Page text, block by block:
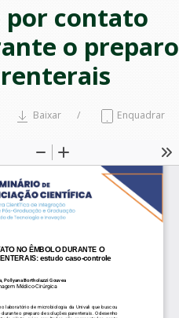
por contato
o preparo
Baixar Enquadrar